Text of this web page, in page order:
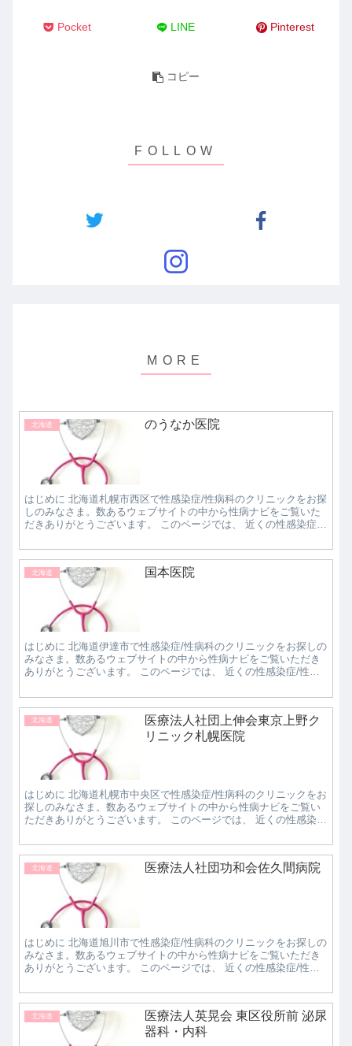
Pocket LINE Pinterest
コピー
北海道 のうなか医院
はじめに 北海道札幌市西区で性感染症/性病科のクリニックをお探
しのみなさま。数あるウェブサイトの中から性病ナビをご覧いた
だきありがとうございます。 このページでは、 近くの性感染症/
北海道 国本医院
はじめに 北海道伊達市で性感染症/性病科のクリニックをお探しの
みなさま。数あるウェブサイトの中から性病ナビをご覧いただき
ありがとうございます。 このページでは、 近くの性感染症/性病
北海道
医療法人社団上伸会東京上野ク
リニック札幌医院
はじめに 北海道札幌市中央区で性感染症/性病科のクリニックをお
探しのみなさま。数あるウェブサイトの中から性病ナビをご覧い
ただきありがとうございます。 このページでは、 近くの性感染
北海道 医療法人社団功和会佐久間病院
はじめに 北海道旭川市で性感染症/性病科のクリニックをお探しの
みなさま。数あるウェブサイトの中から性病ナビをご覧いただき
ありがとうございます。 このページでは、 近くの性感染症/性病
北海道
医療法人英晃会 東区役所前 泌尿
器科・内科